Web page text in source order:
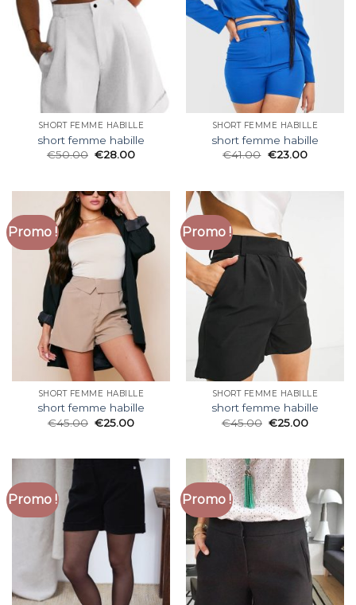
SHORT FEMME HABILLE
short femme habille
€50.00 €28.00
SHORT FEMME HABILLE
short femme habille
€41.00 €23.00
Promo !
SHORT FEMME HABILLE
short femme habille
€45.00 €25.00
Promo !
SHORT FEMME HABILLE
short femme habille
€45.00 €25.00
Promo ! Promo !